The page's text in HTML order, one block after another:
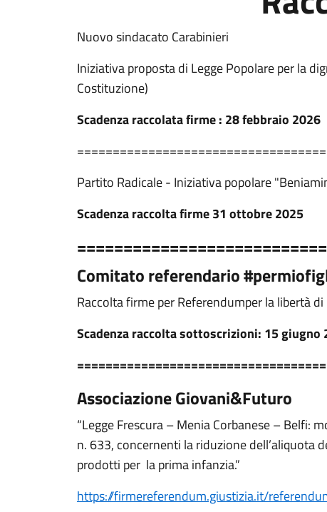
Nuovo sindacato Carabinieri
Iniziativa proposta di Legge Popolare per la
Costituzione)
Scadenza raccolata firme : 28 febbraio 2026
Partito Radicale - Iniziativa popolare
Scadenza raccolta firme 31 ottobre 2025
Comitato referendario
Raccolta firme per Referendumper la libertà
Scadenza raccolta sottoscrizioni: 15 giugno
Associazione Giovani&Futuro
“Legge Frescura – Menia Corbanese – Belfi:
n. 633, concernenti la riduzione dell’aliquota
prodotti per la prima infanzia.”
https://firmereferendum.giustizia.it/